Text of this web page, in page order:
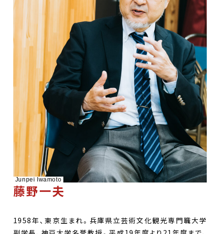
Junpei Iwamoto
藤野一夫
1958年、東京生まれ。兵庫県立芸術文化観光専門職大学